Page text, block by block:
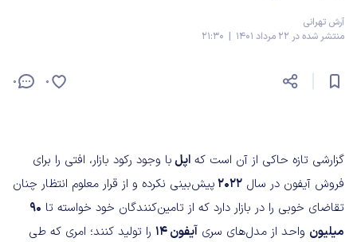
آرش تهرانی
منتشر شده در 22 مرداد 1401 | 21:30
0 0
گزارشی تازه حاکی از آن است که اپلبا وجود رکود بازار، افتی را برای
فروش آیفون در سال 2022پیش‌بینی نکرده و از قرار معلوم انتظار چنان
تقاضای خوبی را در بازار دارد که از تامین‌کنندگان خود خواسته تا 90
میلیون واحد از مدل‌های سری آیفون 14
را تولید کنند؛ امری که طی